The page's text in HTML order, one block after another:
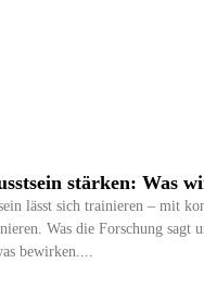
stärken: Was
lässt sich trainieren – mit
Was die Forschung sagt
bewirken.